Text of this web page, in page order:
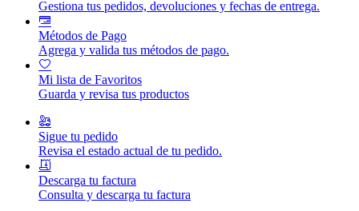
Gestiona tus pedidos, devoluciones y fechas de entrega.
Métodos de Pago
Agrega y valida tus métodos de pago.
Mi lista de Favoritos
Guarda y revisa tus productos
Sigue tu pedido
Revisa el estado actual de tu pedido.
Descarga tu factura
Consulta y descarga tu factura